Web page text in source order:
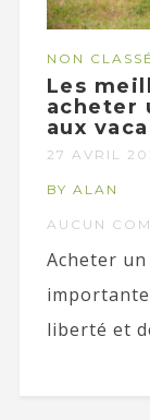
NON CLASSÉ
Les
acheter
aux
27 AVRIL
BY ALAN
AUCUN
Acheter
liberté et